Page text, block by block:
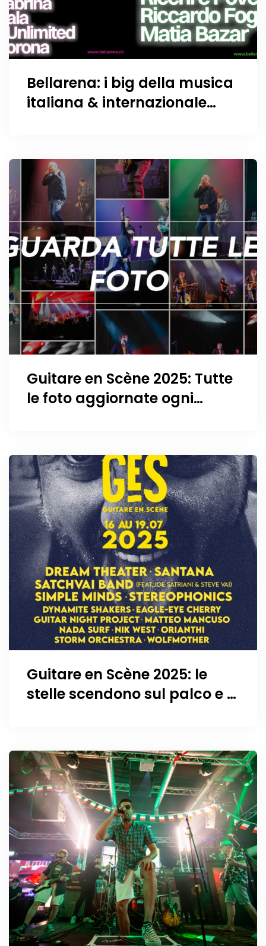
Bellarena: i big della musica
italiana & internazionale
Guitare en Scène 2025: Tutte
le foto aggiornate ogni
Guitare en Scène 2025: le
stelle scendono sul palco e le